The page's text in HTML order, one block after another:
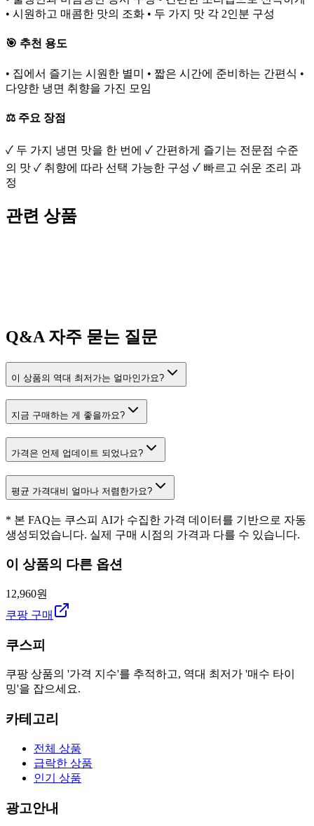
• 시원하고 매콤한 맛의 조화 • 두 가지 맛 각 2인분 구성
🎯 추천 용도
• 집에서 즐기는 시원한 별미 • 짧은 시간에 준비하는 간편식 •
다양한 냉면 취향을 가진 모임
⚖️ 주요 장점
✓ 두 가지 냉면 맛을 한 번에 ✓ 간편하게 즐기는 전문점 수준
의 맛 ✓ 취향에 따라 선택 가능한 구성 ✓ 빠르고 쉬운 조리 과
정
관련 상품
Q&A 자주 묻는 질문
이 상품의 역대 최저가는 얼마인가요?
지금 구매하는 게 좋을까요?
가격은 언제 업데이트 되었나요?
평균 가격대비 얼마나 저렴한가요?
* 본 FAQ는 쿠스피 AI가 수집한 가격 데이터를 기반으로 자동
생성되었습니다. 실제 구매 시점의 가격과 다를 수 있습니다.
이 상품의 다른 옵션
12,960원
쿠팡 구매
쿠스피
쿠팡 상품의 '가격 지수'를 추적하고, 역대 최저가 '매수 타이
밍'을 잡으세요.
카테고리
전체 상품
급락한 상품
인기 상품
광고안내